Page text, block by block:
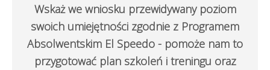
Wskaż we wniosku przewidywany poziom
swoich umiejętności zgodnie z Programem
Absolwentskim El Speedo - pomoże nam to
przygotować plan szkoleń i treningu oraz